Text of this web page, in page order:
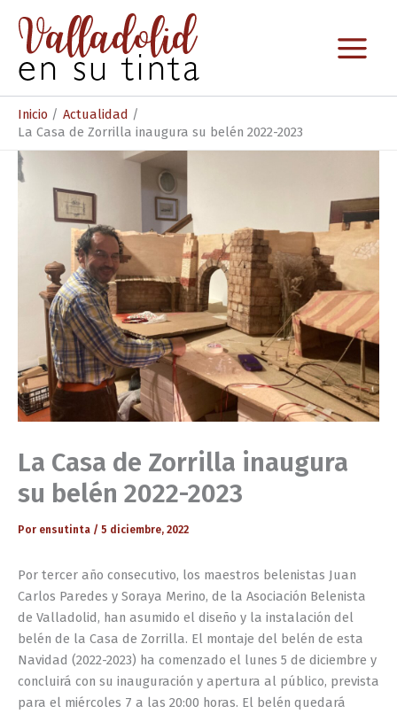
contenido
Inicio
Actualidad
La Casa de Zorrilla inaugura su belén 2022-2023
La Casa de Zorrilla inaugura
su belén 2022-2023
Por ensutinta / 5 diciembre, 2022
Por tercer año consecutivo, los maestros belenistas Juan
Carlos Paredes y Soraya Merino, de la Asociación Belenista
de Valladolid, han asumido el diseño y la instalación del
belén de la Casa de Zorrilla. El montaje del belén de esta
Navidad (2022-2023) ha comenzado el lunes 5 de diciembre y
concluirá con su inauguración y apertura al público, prevista
para el miércoles 7 a las 20:00 horas. El belén quedará